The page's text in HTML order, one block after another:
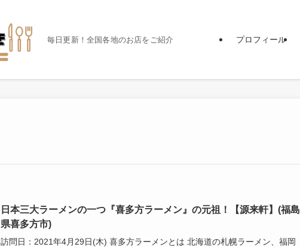
毎日更新！全国各地のお店をご紹介 プロフィール
日本三大ラーメンの一つ『喜多方ラーメン』の元祖！【源来軒】(福島
県喜多方市)
訪問日：2021年4月29日(木) 喜多方ラーメンとは 北海道の札幌ラーメン、福岡